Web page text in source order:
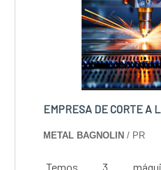
EMPRESA DE CORTE A
METAL BAGNOLIN / PR
Temos 3